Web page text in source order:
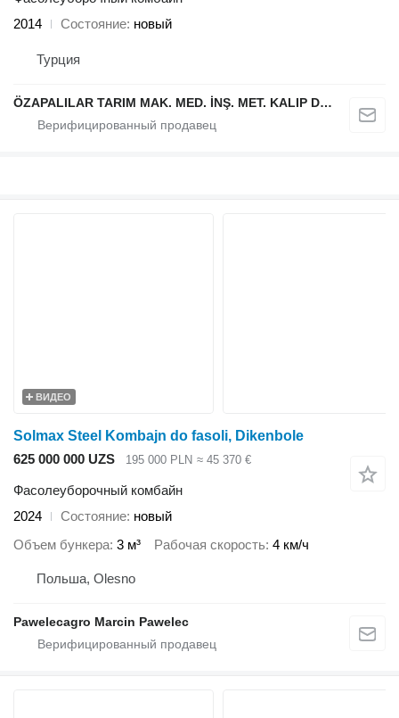
2014
Состояние новый
Турция
ÖZAPALILAR TARIM MAK. MED. İNŞ. MET. KALIP DÖKÜM SAN. LTD. ŞTİ.
ВИДЕО
Solmax Steel Kombajn do fasoli, Dikenbole
625 000 000 UZS
195 000 PLN ≈ 45 370 €
Фасолеуборочный комбайн
2024
Состояние новый
Объем бункера 3 м³ Рабочая скорость 4 км/ч
Польша, Olesno
Pawelecagro Marcin Pawelec